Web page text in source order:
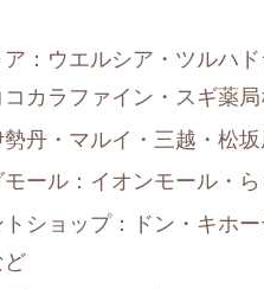
ア：ウエルシア・ツルハ
カラファイン・スギ薬
丹・マルイ・三越・松
ール：イオンモール・
ショップ：ドン・キホ
ど